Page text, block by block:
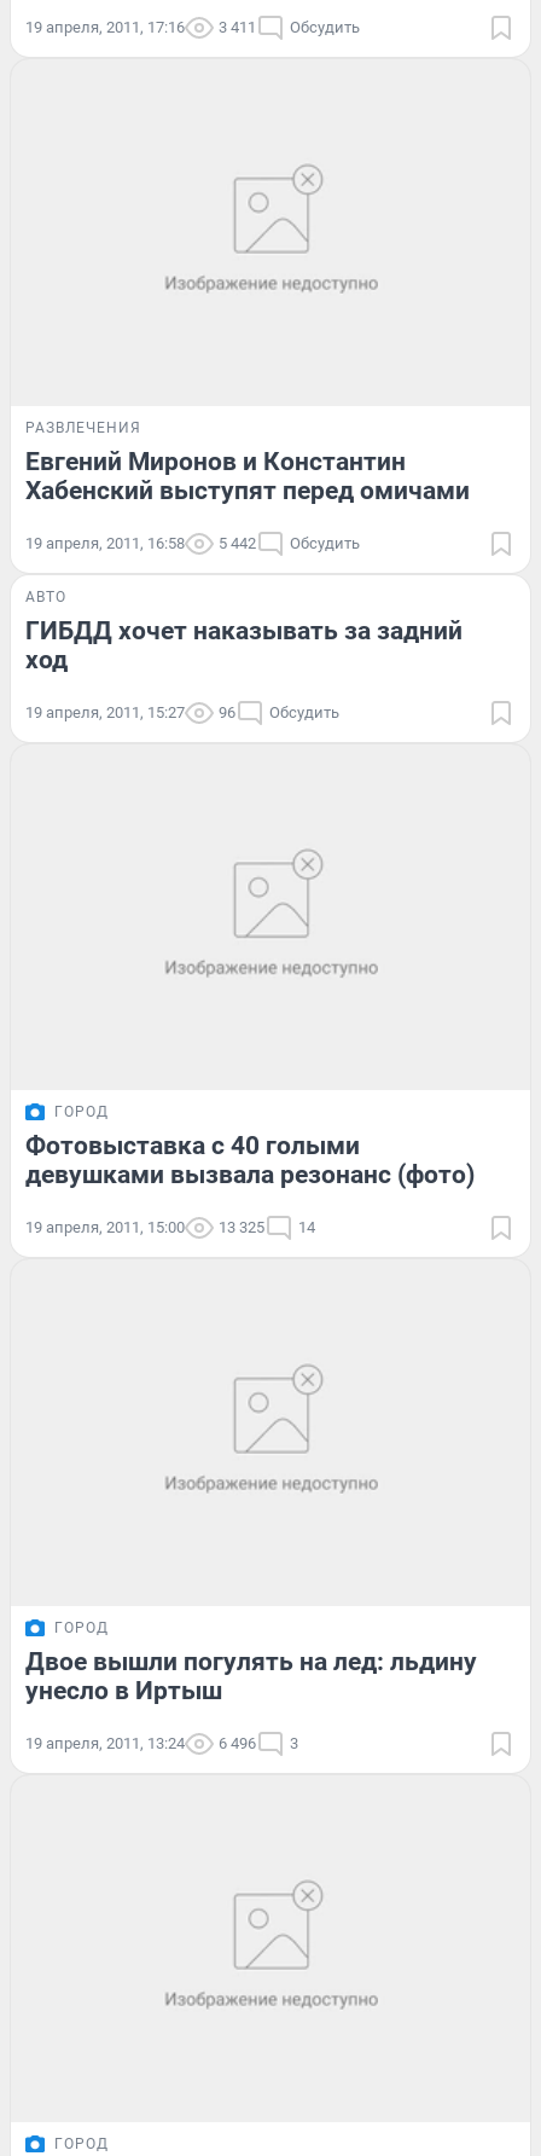
19 апреля, 2011, 17:16 3 411 Обсудить
РАЗВЛЕЧЕНИЯ
Евгений Миронов и Константин
Хабенский выступят перед омичами
19 апреля, 2011, 16:58 5 442 Обсудить
АВТО
ГИБДД хочет наказывать за задний
ход
19 апреля, 2011, 15:27 96 Обсудить
ГОРОД
Фотовыставка с 40 голыми
девушками вызвала резонанс (фото)
19 апреля, 2011, 15:00 13 325 14
ГОРОД
Двое вышли погулять на лед: льдину
унесло в Иртыш
19 апреля, 2011, 13:24 6 496 3
ГОРОД